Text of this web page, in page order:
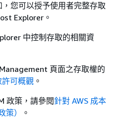
您可以授予使用者完整存取
Explorer。
中控制存取的相關資
頁面之存取權的
可概觀 。
政策，請參閱針對 AWS 成本
）
。